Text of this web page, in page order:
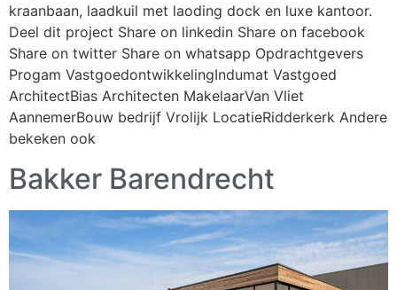
kraanbaan, laadkuil met laoding dock en luxe kantoor.
Deel dit project Share on linkedin Share on facebook
Share on twitter Share on whatsapp Opdrachtgevers
Progam VastgoedontwikkelingIndumat Vastgoed
ArchitectBias Architecten MakelaarVan Vliet
AannemerBouw bedrijf Vrolijk LocatieRidderkerk Andere
bekeken ook
Bakker Barendrecht